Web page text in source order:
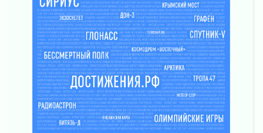
Ладожский мост полностью закроют на два
часа
03 августа 2026
Музеи Ленобласти обновляют пространства
03 августа 2026
Новая площадка: 2027
03 августа 2026
Часть медиков в Ленобласти сможет
рассчитывать на доплату от региона
03 августа 2026